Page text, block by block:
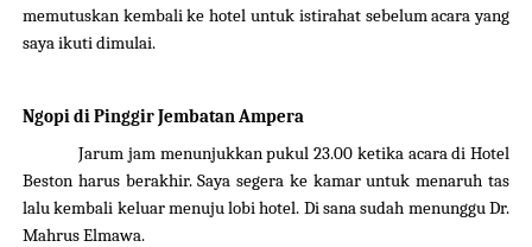
memutuskan kembali ke hotel untuk istirahat sebelum acara yang
saya ikuti dimulai.
Ngopi di Pinggir Jembatan Ampera
Jarum jam menunjukkan pukul 23.00 ketika acara di Hotel
Beston harus berakhir. Saya segera ke kamar untuk menaruh tas
lalu kembali keluar menuju lobi hotel. Di sana sudah menunggu Dr.
Mahrus Elmawa.